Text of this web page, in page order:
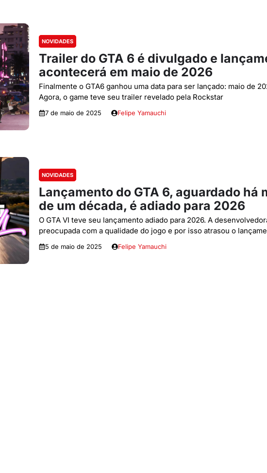
NOVIDADES
Trailer do GTA 6 é divulgado e
acontecerá em maio de 2026
Finalmente o GTA6 ganhou uma data para ser lançado: maio de
Agora, o game teve seu trailer revelado pela Rockstar
7 de maio de 2025 Felipe Yamauchi
NOVIDADES
Lançamento do GTA 6, aguardado há
de um década, é adiado para 2026
O GTA VI teve seu lançamento adiado para 2026. A
preocupada com a qualidade do jogo e por isso atrasou o
5 de maio de 2025 Felipe Yamauchi